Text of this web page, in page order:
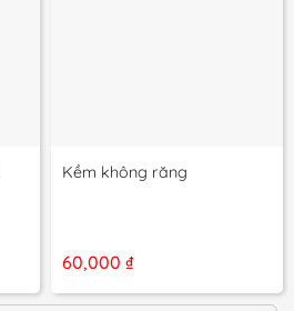
Kềm không răng
60,000 ₫